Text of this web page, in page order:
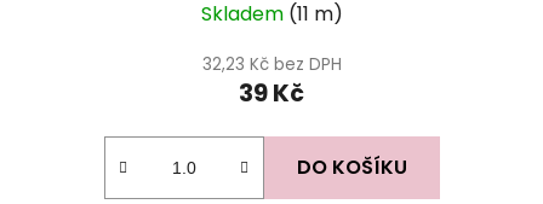
Skladem (11 m)
32,23 Kč bez DPH
39 Kč
DO KOŠÍKU